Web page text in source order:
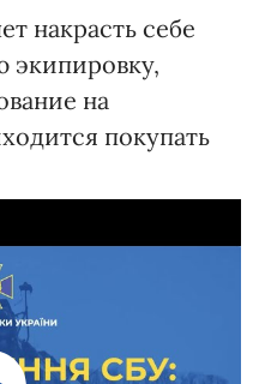
накрасть себе
экипировку,
на
покупать